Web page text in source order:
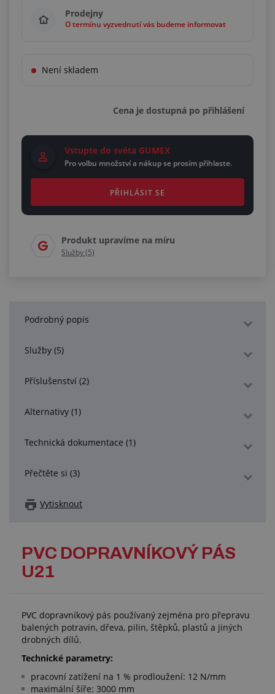
Prodejny
O termínu vyzvednutí vás budeme informovat
Není skladem
Cena je dostupná po přihlášení
Vstupte do světa GUMEX
Pro volbu množství a nákup se prosím přihlaste.
PŘIHLÁSIT SE
Produkt upravíme na míru
Služby (5)
Podrobný popis
Služby (5)
Příslušenství (2)
Alternativy (1)
Technická dokumentace (1)
Přečtěte si (3)
Vytisknout
PVC DOPRAVNÍKOVÝ PÁS
U21
PVC dopravníkový pás používaný zejména pro přepravu
balených potravin, dřeva, pilin, štěpků, plastů a jiných
drobných dílů.
Technické parametry:
pracovní zatížení na 1 % prodloužení: 12 N/mm
maximální šíře: 3000 mm